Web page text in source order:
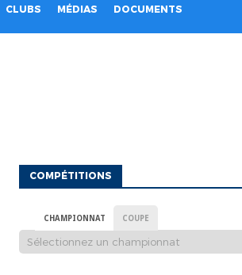
CLUBS MÉDIAS DOCUMENTS
COMPÉTITIONS
CHAMPIONNAT COUPE